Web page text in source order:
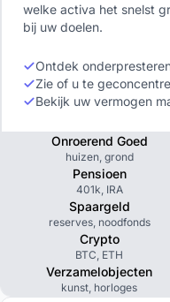
welke activa het snelst
bij uw doelen.
Ontdek
Zie of u te
Bekijk uw vermogen
Onroerend Goed
huizen, grond
Pensioen
401k, IRA
Spaargeld
reserves, noodfonds
Crypto
BTC, ETH
Verzamelobjecten
kunst, horloges